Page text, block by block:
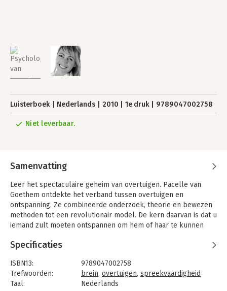
Luisterboek Nederlands 2010 1e druk 9789047002758
Niet leverbaar.
Samenvatting
Leer het spectaculaire geheim van overtuigen. Pacelle van
Goethem ontdekte het verband tussen overtuigen en
ontspanning. Ze combineerde onderzoek, theorie en bewezen
methoden tot een revolutionair model. De kern daarvan is dat u
iemand zult moeten ontspannen om hem of haar te kunnen
zodat hij of zij naar u wil luisteren, en leer de drie methoden
van Pacelle hoogstpersoonlijk les. Ze leert u met
stemtechnieken, voorbeeldzinnen en situatieschetsen uzelf
rustiger en daardoor sterker presenteren. Neem een
Specificaties
ISBN13:
9789047002758
Trefwoorden:
brein, overtuigen, spreekvaardigheid
Taal:
Nederlands